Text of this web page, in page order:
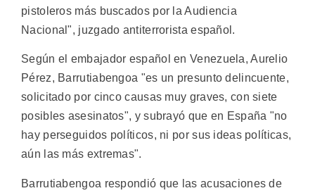
pistoleros más buscados por la Audiencia
Nacional", juzgado antiterrorista español.
Según el embajador español en Venezuela, Aurelio
Pérez, Barrutiabengoa "es un presunto delincuente,
solicitado por cinco causas muy graves, con siete
posibles asesinatos", y subrayó que en España "no
hay perseguidos políticos, ni por sus ideas políticas,
aún las más extremas".
Barrutiabengoa respondió que las acusaciones de